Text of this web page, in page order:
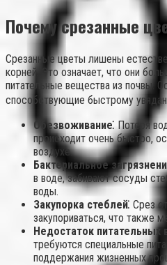
Почему срезанные
Срезанные цветы лишены
корней. Это означает, что они
питательные вещества из почвы.
способствующие быстрому
Обезвоживание⁚ Потеря
происходит очень быстро,
воздухе.
Бактериальное
в воде, забивают сосуды
воды.
Закупорка стеблей⁚ Срез
закупориваться, что также
Недостаток питательных
требуются специальные
поддержания жизненных